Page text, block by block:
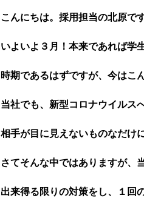
こんにちは。採用担当の北原です
いよいよ３月！本来であれば学
時期であるはずですが、今はこ
当社でも、新型コロナウイルス
相手が目に見えないものなだけ
さてそんな中ではありますが、
出来得る限りの対策をし、１回